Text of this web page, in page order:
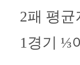
2패 평
1경기 ⅓